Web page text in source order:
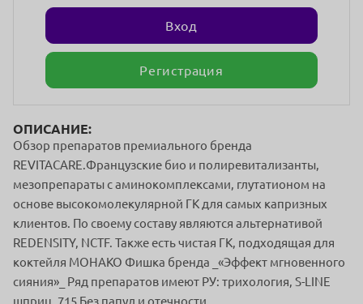
Вход
Регистрация
ОПИСАНИЕ:
Обзор препаратов премиального бренда
REVITACARE.Французские био и полиревитализанты,
мезопрепараты с аминокомплексами, глутатионом на
основе высокомолекулярной ГК для самых капризных
клиентов. По своему составу являются альтернативой
REDENSITY, NCTF. Также есть чистая ГК, подходящая для
коктейля МОНАКО Фишка бренда _«Эффект мгновенного
сияния»_ Ряд препаратов имеют РУ: трихология, S-LINE